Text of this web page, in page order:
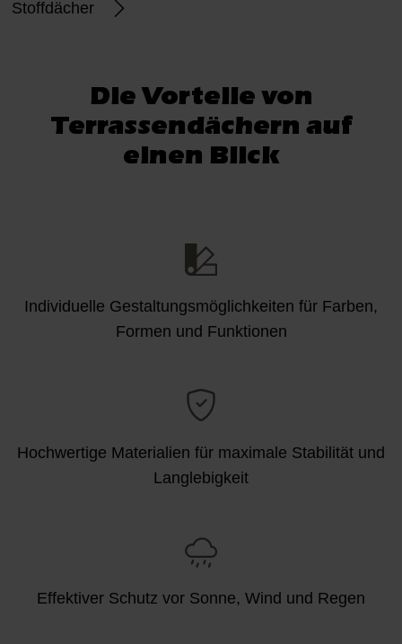
Stoffdächer
Die Vorteile von
Terrassendächern auf
einen Blick
Individuelle Gestaltungsmöglichkeiten für Farben,
Formen und Funktionen
Hochwertige Materialien für maximale Stabilität und
Langlebigkeit
Effektiver Schutz vor Sonne, Wind und Regen